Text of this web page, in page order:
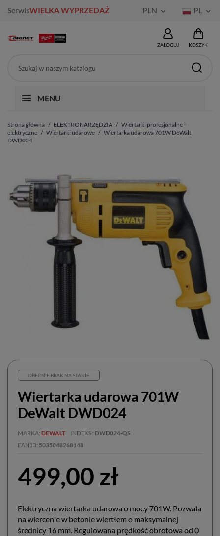
SerwisWIELKA WYPRZEDAŻ PLN  PL 
ZALOGUJ KOSZYK
MENU
Strona główna ELEKTRONARZĘDZIA
Wiertarki profesjonalne –
elektryczne
Wiertarki udarowe
Wiertarka udarowa 701W DeWalt
DWD024
OBECNIE BRAK NA STANIE
Wiertarka udarowa 701W
DeWalt DWD024
MARKA DEWALT INDEKS DWD024-QS
EAN13 5035048268148
499,00 zł
Elektryczna wiertarka udarowa o mocy 701W. Pozwala
na wiercenie w betonie wiertłem o maksymalnej
średnicy 16 mm. Regulowana prędkość obrotowa od 0